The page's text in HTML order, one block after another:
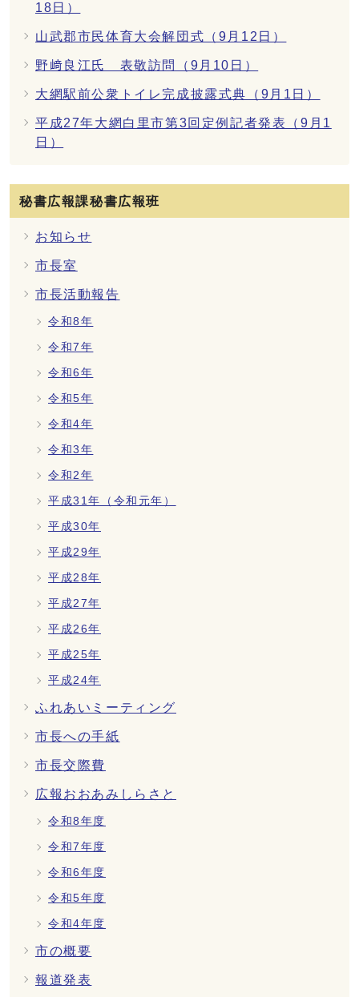
18日）
山武郡市民体育大会解団式（9月12日）
野﨑良江氏 表敬訪問（9月10日）
大網駅前公衆トイレ完成披露式典（9月1日）
平成27年大網白里市第3回定例記者発表（9月1
日）
秘書広報課秘書広報班
お知らせ
市長室
市長活動報告
令和8年
令和7年
令和6年
令和5年
令和4年
令和3年
令和2年
平成31年（令和元年）
平成30年
平成29年
平成28年
平成27年
平成26年
平成25年
平成24年
ふれあいミーティング
市長への手紙
市長交際費
広報おおあみしらさと
令和8年度
令和7年度
令和6年度
令和5年度
令和4年度
市の概要
報道発表